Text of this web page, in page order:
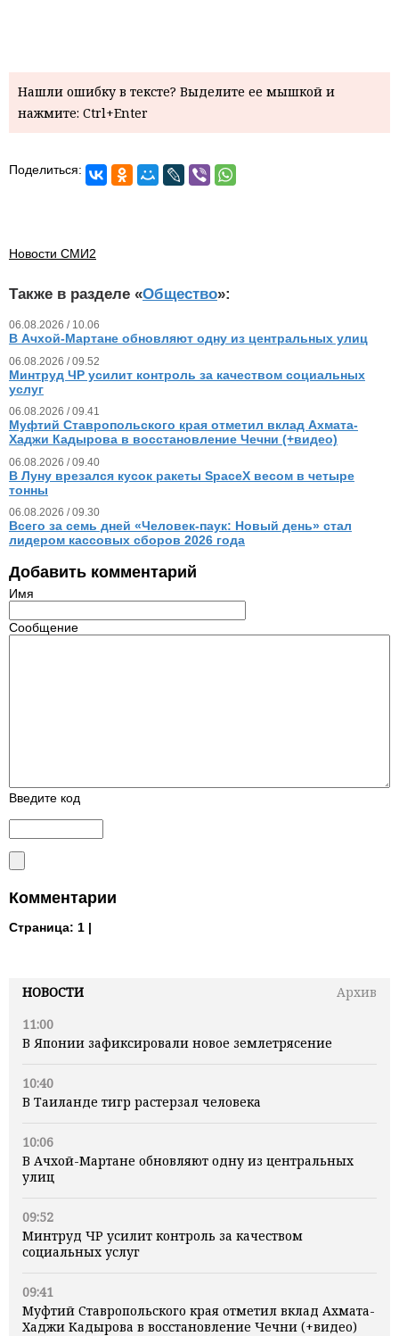
НОВОСТИ
Архив
11:00
В Японии зафиксировали новое землетрясение
10:40
В Таиланде тигр растерзал человека
10:06
В Ачхой-Мартане обновляют одну из центральных
улиц
09:52
Минтруд ЧР усилит контроль за качеством
социальных услуг
09:41
Муфтий Ставропольского края отметил вклад Ахмата-
Хаджи Кадырова в восстановление Чечни (+видео)
Нашли ошибку в тексте? Выделите ее мышкой и
нажмите: Ctrl+Enter
Поделиться:
Новости СМИ2
Также в разделе «Общество»:
06.08.2026 / 10.06
В Ачхой-Мартане обновляют одну из центральных улиц
06.08.2026 / 09.52
Минтруд ЧР усилит контроль за качеством социальных
услуг
06.08.2026 / 09.41
Муфтий Ставропольского края отметил вклад Ахмата-
Хаджи Кадырова в восстановление Чечни (+видео)
06.08.2026 / 09.40
В Луну врезался кусок ракеты SpaceX весом в четыре
тонны
06.08.2026 / 09.30
Всего за семь дней «Человек‑паук: Новый день» стал
лидером кассовых сборов 2026 года
Добавить комментарий
Имя
Сообщение
Введите код
Комментарии
Страница: 1 |